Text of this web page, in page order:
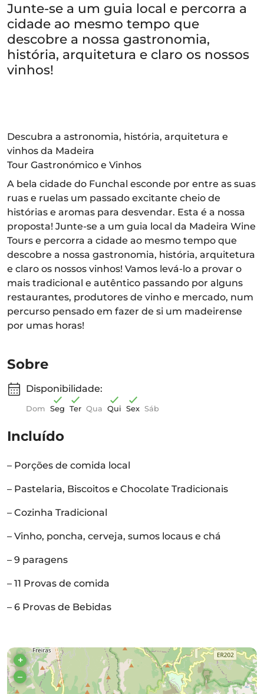
Junte-se a um guia local e percorra a
cidade ao mesmo tempo que
descobre a nossa gastronomia,
história, arquitetura e claro os nossos
vinhos!
Descubra a astronomia, história, arquitetura e
vinhos da Madeira
Tour Gastronómico e Vinhos
A bela cidade do Funchal esconde por entre as suas
ruas e ruelas um passado excitante cheio de
histórias e aromas para desvendar. Esta é a nossa
proposta! Junte-se a um guia local da Madeira Wine
Tours e percorra a cidade ao mesmo tempo que
descobre a nossa gastronomia, história, arquitetura
e claro os nossos vinhos! Vamos levá-lo a provar o
mais tradicional e autêntico passando por alguns
restaurantes, produtores de vinho e mercado, num
percurso pensado em fazer de si um madeirense
por umas horas!
Sobre
Disponibilidade:
Dom Seg Ter Qua Qui Sex Sáb
Incluído
– Porções de comida local
– Pastelaria, Biscoitos e Chocolate Tradicionais
– Cozinha Tradicional
– Vinho, poncha, cerveja, sumos locaus e chá
– 9 paragens
– 11 Provas de comida
– 6 Provas de Bebidas
+
–